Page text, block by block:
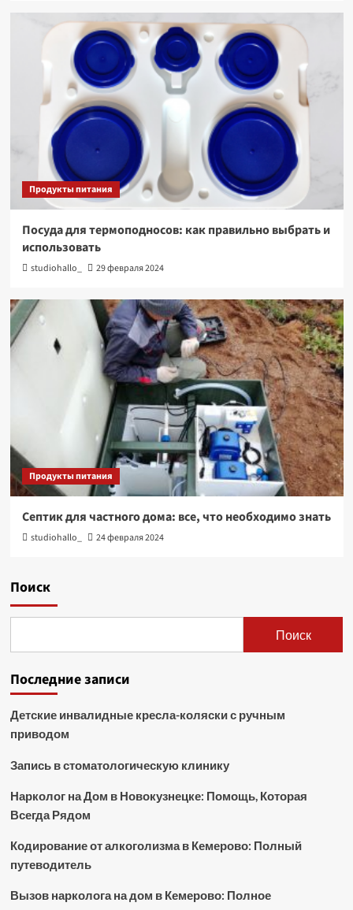
Продукты питания
Посуда для термоподносов: как правильно выбрать и
использовать
studiohallo_ 29 февраля 2024
Продукты питания
Септик для частного дома: все, что необходимо знать
studiohallo_ 24 февраля 2024
Поиск
Поиск
Последние записи
Детские инвалидные кресла-коляски с ручным
приводом
Запись в стоматологическую клинику
Нарколог на Дом в Новокузнецке: Помощь, Которая
Всегда Рядом
Кодирование от алкоголизма в Кемерово: Полный
путеводитель
Вызов нарколога на дом в Кемерово: Полное